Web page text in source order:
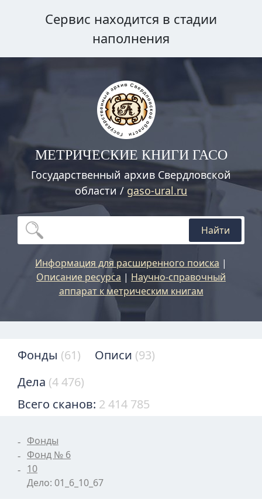
Сервис находится в стадии
наполнения
МЕТРИЧЕСКИЕ КНИГИ ГАСО
Государственный архив Свердловской
области / gaso-ural.ru
Найти
Информация для расширенного поиска |
Описание ресурса | Научно-справочный
аппарат к метрическим книгам
Фонды (61) Описи (93)
Дела (4 476)
Всего сканов: 2 414 785
Фонды
Фонд № 6
10
Дело: 01_6_10_67